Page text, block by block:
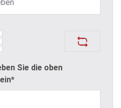
Sie die oben